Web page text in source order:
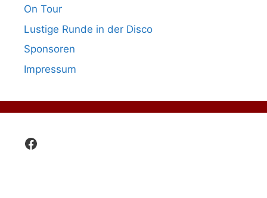
On Tour
Lustige Runde in der Disco
Sponsoren
Impressum
Facebook